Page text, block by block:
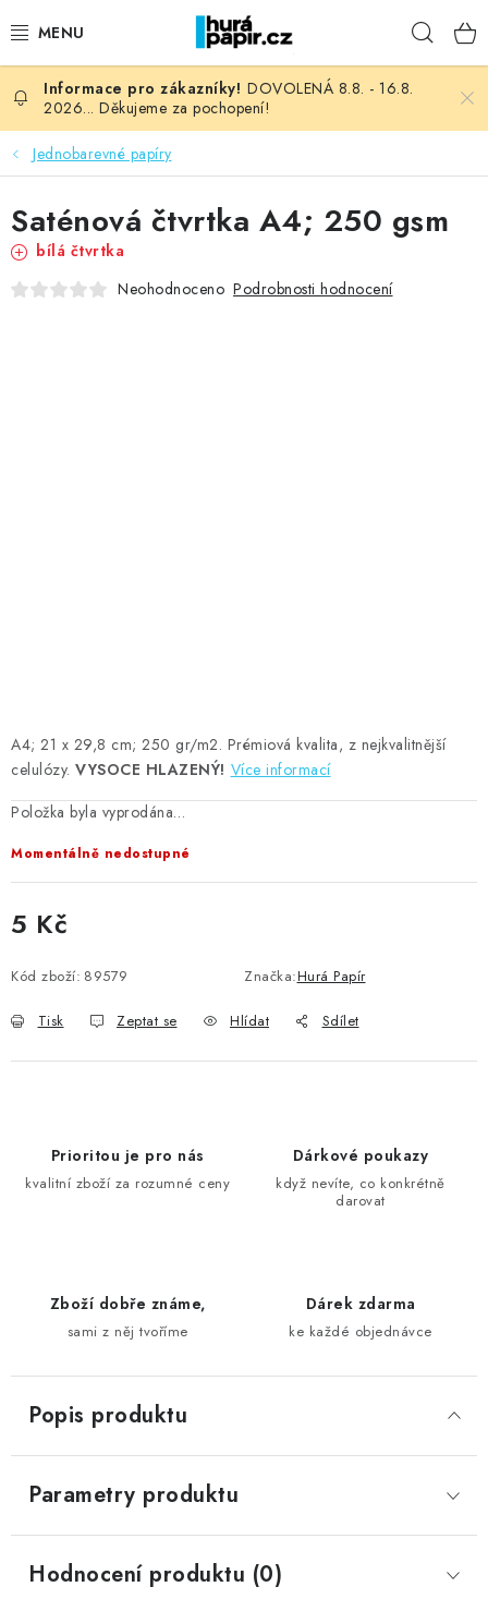
na
NOVINKY
HURÁ DÍLNA
VŠECHNO ZBOŽÍ
KNIHAŘSKÝ MATERIÁL
DOVOLENÁ 8.8. - 16.8.
2026... Děkujeme za pochopení!
Jednobarevné papíry
A4; 21 x 29,8 cm; 250 gr/m2. Prémiová kvalita, z nejkvalitnější
celulózy. VYSOCE HLAZENÝ! Více informací
Položka byla vyprodána…
Momentálně nedostupné
5 Kč
Kód zboží: 89579 Značka:Hurá Papír
Tisk Zeptat se Hlídat Sdílet
Saténová čtvrtka A4; 250 gsm
bílá čtvrtka
Neohodnoceno Podrobnosti hodnocení
Prioritou je pro nás
kvalitní zboží za rozumné ceny
Dárkové poukazy
když nevíte, co konkrétně
darovat
Zboží dobře známe,
sami z něj tvoříme
Dárek zdarma
ke každé objednávce
Popis produktu
Parametry produktu
Hodnocení produktu (0)